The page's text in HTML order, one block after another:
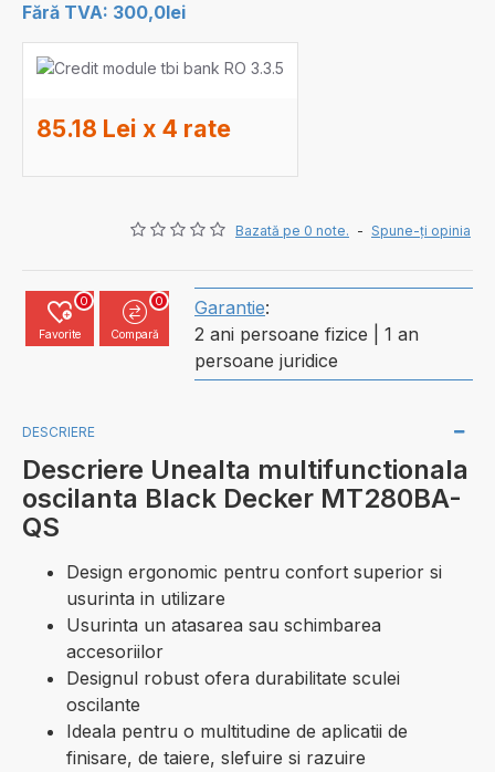
Bazată pe 0 note. - Spune-ţi opinia
Fără TVA: 300,0lei
85.18 Lei x 4 rate
Favorite
0
Compară
0 Garantie:
2 ani persoane fizice | 1 an
persoane juridice
DESCRIERE
Descriere Unealta multifunctionala
oscilanta Black Decker MT280BA-
QS
Design ergonomic pentru confort superior si
usurinta in utilizare
Usurinta un atasarea sau schimbarea
accesoriilor
Designul robust ofera durabilitate sculei
oscilante
Ideala pentru o multitudine de aplicatii de
finisare, de taiere, slefuire si razuire